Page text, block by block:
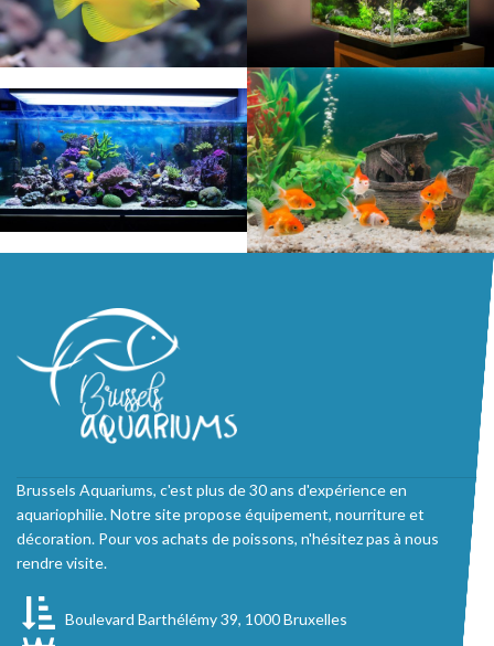
Brussels Aquariums, c'est plus de 30 ans d'expérience en
aquariophilie. Notre site propose équipement, nourriture et
décoration. Pour vos achats de poissons, n'hésitez pas à nous
rendre visite.
Boulevard Barthélémy 39, 1000 Bruxelles